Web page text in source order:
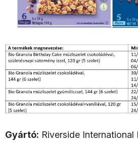
Gyártó: Riverside International